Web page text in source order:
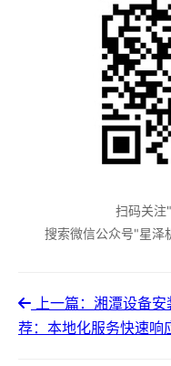
扫码关注
搜索微信公众号"星
上一篇：湘潭设备安
荐：本地化服务快速响